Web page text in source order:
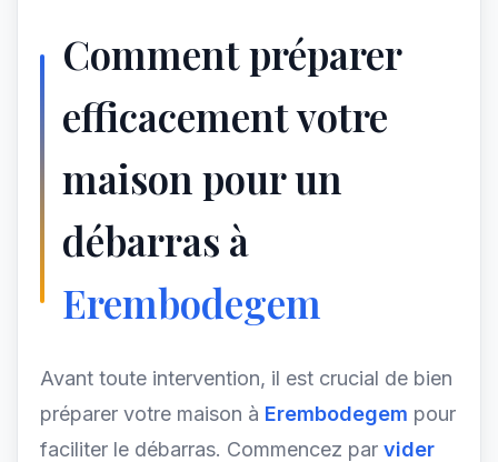
Comment préparer
efficacement votre
maison pour un
débarras à
Erembodegem
Avant toute intervention, il est crucial de bien
préparer votre maison à Erembodegem pour
faciliter le débarras. Commencez par vider